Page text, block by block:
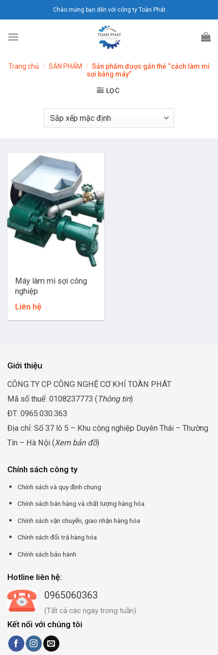
đến
dung
Chào mừng bạn đến với công ty Toàn Phát
Trang chủ / SẢN PHẨM / Sản phẩm được gắn thẻ “cách làm mì
sợi bằng máy”
LỌC
Máy làm mì sợi công
nghiệp
Liên hệ
Giới thiệu
CÔNG TY CP CÔNG NGHỆ CƠ KHÍ TOÀN PHÁT
Mã số thuế: 0108237773 ( Thông tin)
ĐT: 0965.030.363
Địa chỉ: Số 37 lô 5 – Khu công nghiệp Duyên Thái – Thường
Tín – Hà Nội (Xem bản đồ)
Chính sách công ty
Chính sách và quy định chung
Chính sách bán hàng và chất lượng hàng hóa
Chính sách vận chuyển, giao nhận hàng hóa
Chính sách đổi trả hàng hóa
Chính sách bảo hành
Hotline liên hệ:
0965060363
(Tất cả các ngày trong tuần)
Kết nối với chúng tôi